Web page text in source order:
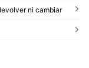
ni cambiar